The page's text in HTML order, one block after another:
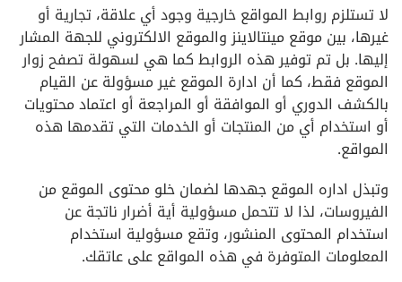
لا تستلزم روابط المواقع خارجية وجود أي علاقة، تجارية أو
غيرها، بين موقع مينتالاينز والموقع الالكتروني للجهة المشار
إليها. بل تم توفير هذه الروابط كما هي لسهولة تصفح زوار
الموقع فقط، كما أن ادارة الموقع غير مسؤولة عن القيام
بالكشف الدوري أو الموافقة أو المراجعة أو اعتماد محتويات
أو استخدام أي من المنتجات أو الخدمات التي تقدمها هذه
المواقع.
وتبذل اداره الموقع جهدها لضمان خلو محتوى الموقع من
الفيروسات، لذا لا تتحمل مسؤولية أية أضرار ناتجة عن
استخدام المحتوى المنشور، وتقع مسؤولية استخدام
المعلومات المتوفرة في هذه المواقع على عاتقك.